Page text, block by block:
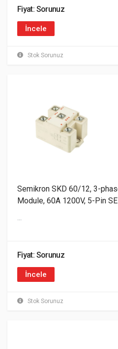
Stok Sorunuz
Fiyat: Sorunuz
İncele
Stok Sorunuz
Semikron SKD 60/12, 3-
Module, 60A 1200V, 5-Pin
...
Fiyat: Sorunuz
İncele